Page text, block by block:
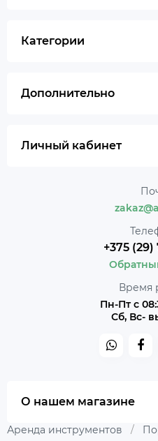
Категории
Дополнительно
Личный кабинет
+375 (29)
Время
Пн-Пт с
Сб, Вс-
О нашем магазине
Аренда инструментов /